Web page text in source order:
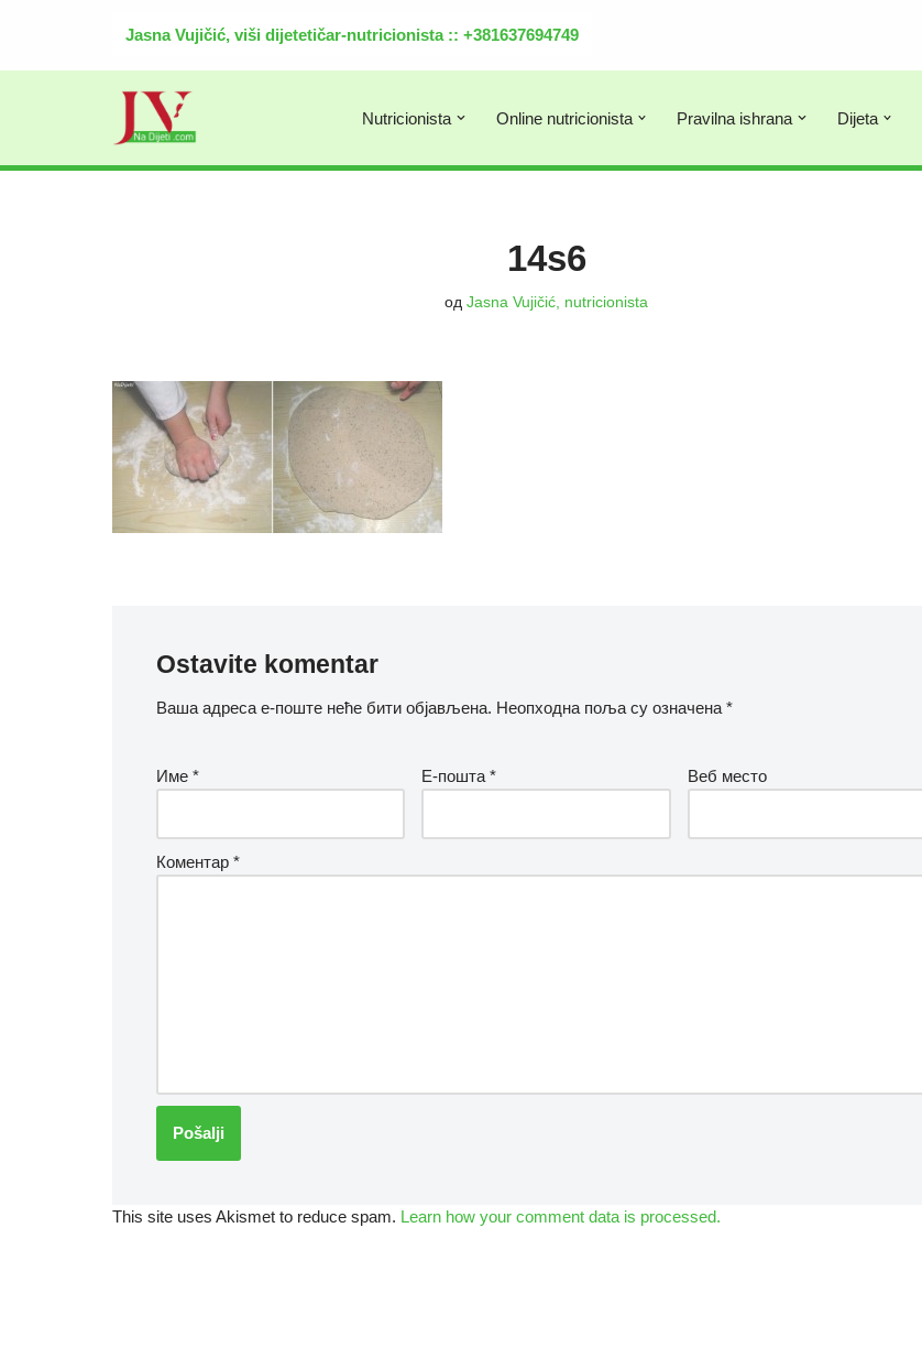
Jasna Vujičić, viši dijetetičar-nutricionista :: +381637694749
Nutricionista Online nutricionista Pravilna ishrana Dijeta
14s6
од Jasna Vujičić, nutricionista
Ostavite komentar
Ваша адреса е-поште неће бити објављена. Неопходна поља су означена *
Име * Е-пошта* Веб место
Коментар *
This site uses Akismet to reduce spam. Learn how your comment data is processed.